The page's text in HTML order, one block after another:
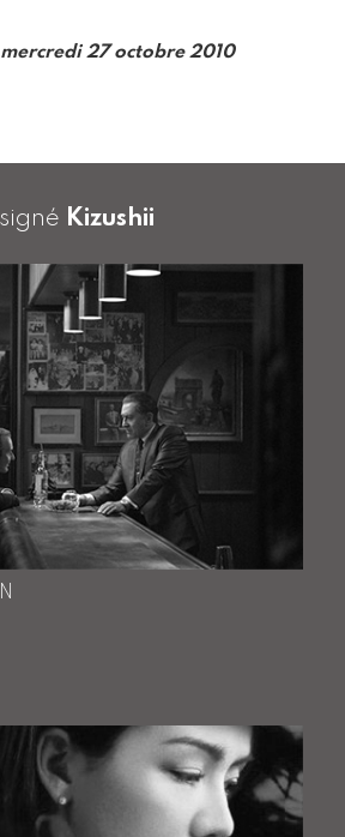
mercredi 27 octobre 2010
signé Kizushii